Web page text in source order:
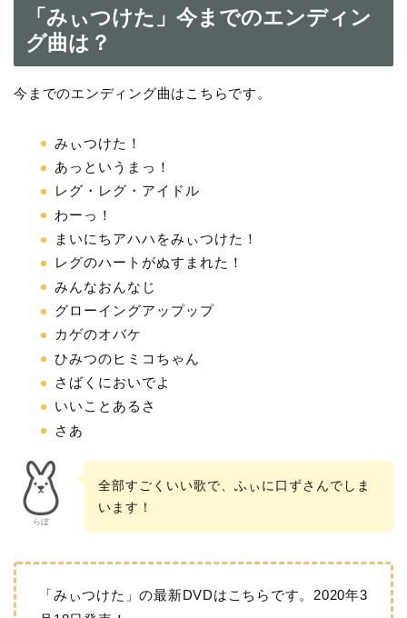
「みぃつけた」今までのエンディン
グ曲は？
今までのエンディング曲はこちらです。
みぃつけた！
あっというまっ！
レグ・レグ・アイドル
わーっ！
まいにちアハハをみぃつけた！
レグのハートがぬすまれた！
みんなおんなじ
グローイングアップップ
カゲのオバケ
ひみつのヒミコちゃん
さばくにおいでよ
いいことあるさ
さあ
らぼ
全部すごくいい歌で、ふぃに口ずさんでしま
います！
「みぃつけた」の最新DVDはこちらです。2020年3